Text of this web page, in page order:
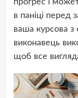
прогрес і
в паніці перед
ваша курсова з
виконавець
щоб все